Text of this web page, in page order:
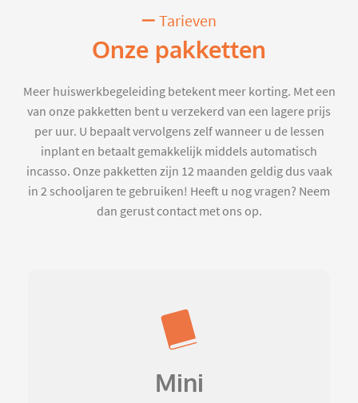
Tarieven
Onze pakketten
Meer huiswerkbegeleiding betekent meer korting. Met een
van onze pakketten bent u verzekerd van een lagere prijs
per uur. U bepaalt vervolgens zelf wanneer u de lessen
inplant en betaalt gemakkelijk middels automatisch
incasso. Onze pakketten zijn 12 maanden geldig dus vaak
in 2 schooljaren te gebruiken! Heeft u nog vragen? Neem
dan gerust contact met ons op.
Mini